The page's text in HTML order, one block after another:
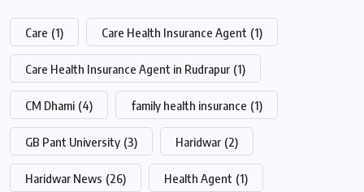
Care (1) Care Health Insurance Agent (1)
Care Health Insurance Agent in Rudrapur (1)
CM Dhami (4) family health insurance (1)
GB Pant University (3) Haridwar (2)
Haridwar News (26) Health Agent (1)